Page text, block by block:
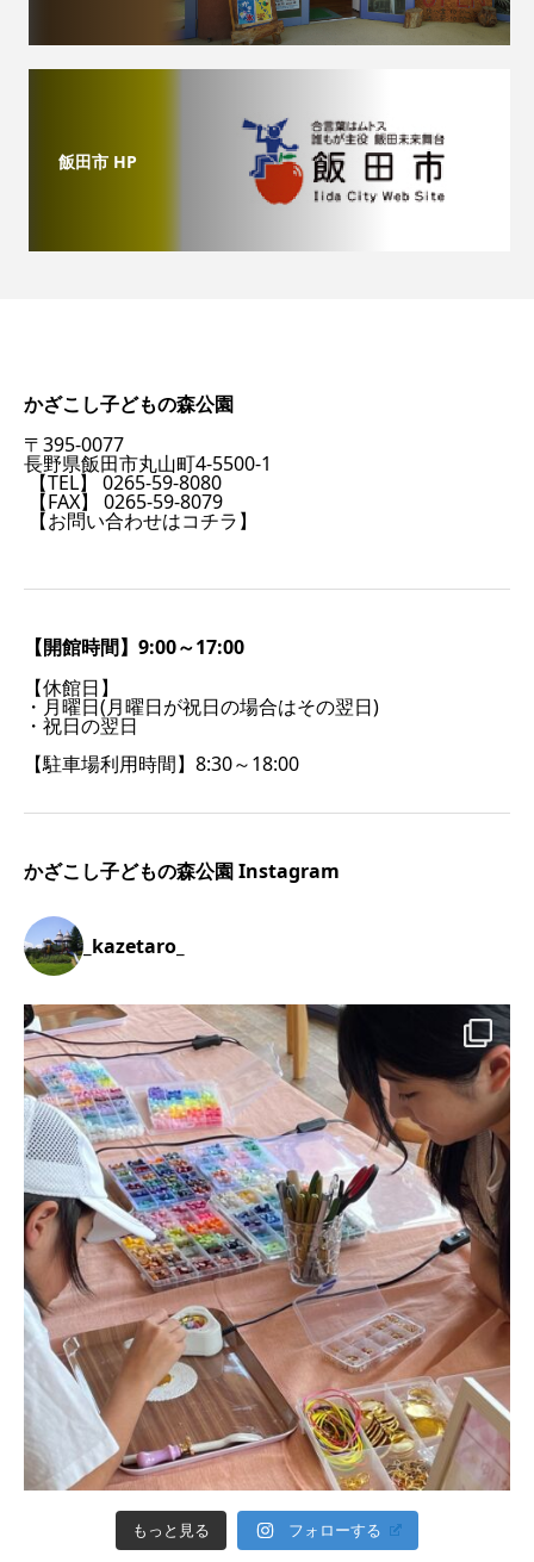
飯田市 HP
かざこし子どもの森公園
〒395-0077
長野県飯田市丸山町4-5500-1
【TEL】 0265-59-8080
【FAX】 0265-59-8079
【お問い合わせはコチラ】
【開館時間】9:00～17:00
【休館日】
・月曜日(月曜日が祝日の場合はその翌日)
・祝日の翌日
【駐車場利用時間】8:30～18:00
かざこし子どもの森公園 Instagram
_kazetaro_
もっと見る フォローする